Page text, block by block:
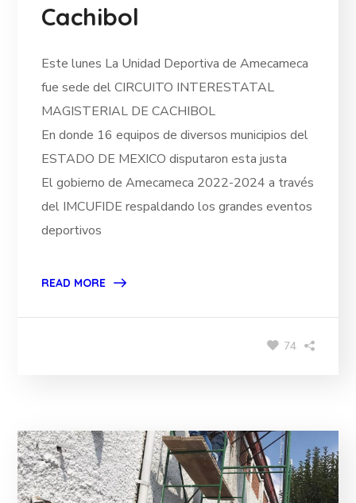
Cachibol
Este lunes La Unidad Deportiva de Amecameca
fue sede del CIRCUITO INTERESTATAL
MAGISTERIAL DE CACHIBOL
En donde 16 equipos de diversos municipios del
ESTADO DE MEXICO disputaron esta justa
El gobierno de Amecameca 2022-2024 a través
del IMCUFIDE respaldando los grandes eventos
deportivos
READ MORE
74